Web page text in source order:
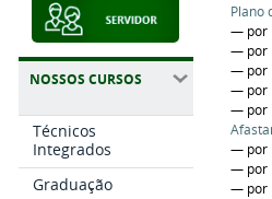
NOSSOS CURSOS
Técnicos
Integrados
Graduação
Plano
— por
— por
— por
— por
— por
— por
— por
— por